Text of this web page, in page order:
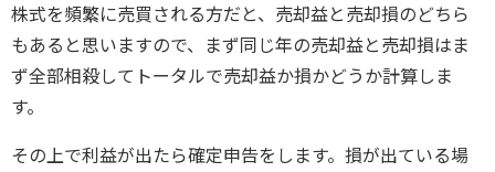
株式を頻繁に売買される方だと、売却益と売却損のどちら
もあると思いますので、まず同じ年の売却益と売却損はま
ず全部相殺してトータルで売却益か損かどうか計算しま
す。
その上で利益が出たら確定申告をします。損が出ている場